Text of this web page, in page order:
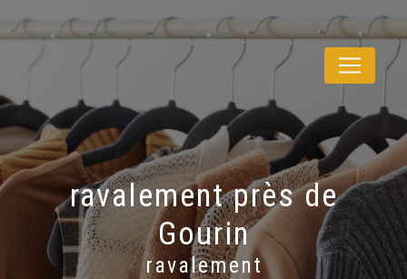
ravalement près de
Gourin
ravalement